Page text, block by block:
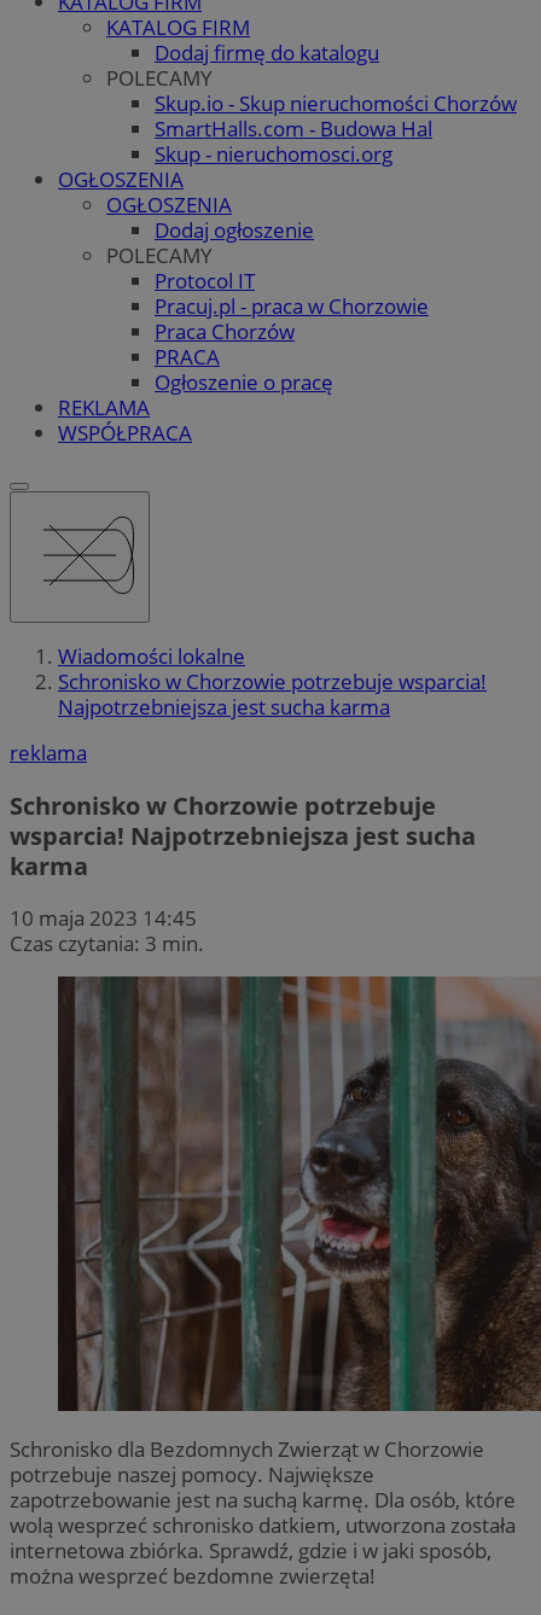
KATALOG FIRM
Dodaj firmę do katalogu
POLECAMY
Skup.io - Skup nieruchomości Chorzów
SmartHalls.com - Budowa Hal
Skup - nieruchomosci.org
OGŁOSZENIA
OGŁOSZENIA
Dodaj ogłoszenie
POLECAMY
Protocol IT
Pracuj.pl - praca w Chorzowie
Praca Chorzów
PRACA
Ogłoszenie o pracę
REKLAMA
WSPÓŁPRACA
Wiadomości lokalne
Schronisko w Chorzowie potrzebuje wsparcia!
Najpotrzebniejsza jest sucha karma
reklama
Schronisko w Chorzowie potrzebuje
wsparcia! Najpotrzebniejsza jest sucha
karma
10 maja 2023 14:45
Czas czytania: 3 min.
Schronisko dla Bezdomnych Zwierząt w Chorzowie
potrzebuje naszej pomocy. Największe
zapotrzebowanie jest na suchą karmę. Dla osób, które
wolą wesprzeć schronisko datkiem, utworzona została
internetowa zbiórka. Sprawdź, gdzie i w jaki sposób,
można wesprzeć bezdomne zwierzęta!